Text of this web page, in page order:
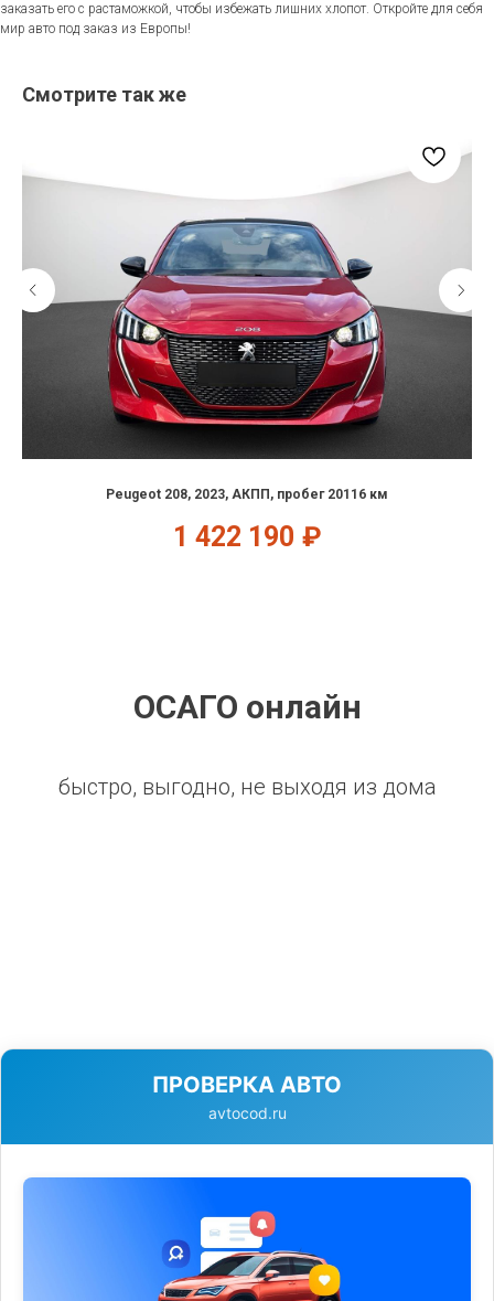
заказать его с растаможкой, чтобы избежать лишних хлопот. Откройте для себя
мир авто под заказ из Европы!
Смотрите так же
Peugeot 208, 2023, АКПП, пробег 20116 км
1 422 190 ₽
ОСАГО онлайн
быстро, выгодно, не выходя из дома
ПРОВЕРКА АВТО
avtocod.ru